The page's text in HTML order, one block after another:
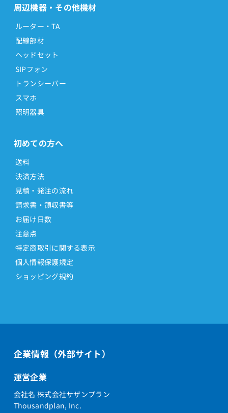
周辺機器・その他機材
ルーター・TA
配線部材
ヘッドセット
SIPフォン
トランシーバー
スマホ
照明器具
初めての方へ
送料
決済方法
見積・発注の流れ
請求書・領収書等
お届け日数
注意点
特定商取引に関する表示
個人情報保護規定
ショッピング規約
企業情報（外部サイト）
運営企業
会社名 株式会社サザンプラン
Thousandplan, Inc.